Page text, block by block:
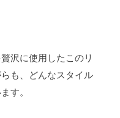
沢に使用したこのリ
も、どんなスタイル
す。